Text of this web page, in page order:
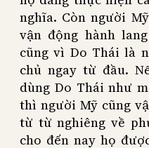
nghĩa. Còn người
vận động hành
cũng vì Do Thái là
chủ ngay từ đầu.
dùng Do Thái như
thì người Mỹ cũng
từ từ nghiêng về
cho đến nay họ